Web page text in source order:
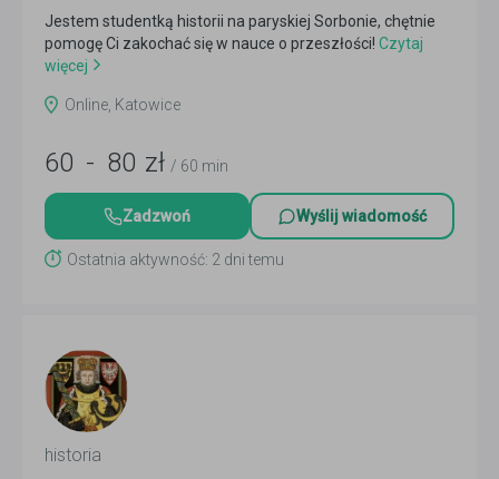
Jestem studentką historii na paryskiej Sorbonie, chętnie
pomogę Ci zakochać się w nauce o przeszłości! Czytaj
więcej
Online, Katowice
60 - 80 zł / 60 min
Zadzwoń Wyślij wiadomość
Ostatnia aktywność: 2 dni temu
historia